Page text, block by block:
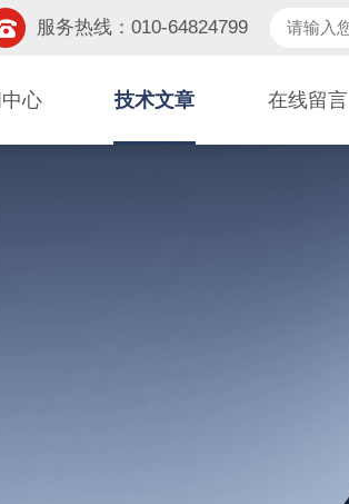
服务热线：010-64824799
心 技术文章 在线留言